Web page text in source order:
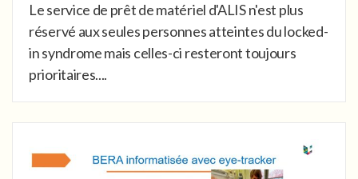
Le service de prêt de matériel d'ALIS n'est plus
réservé aux seules personnes atteintes du locked-
in syndrome mais celles-ci resteront toujours
prioritaires....